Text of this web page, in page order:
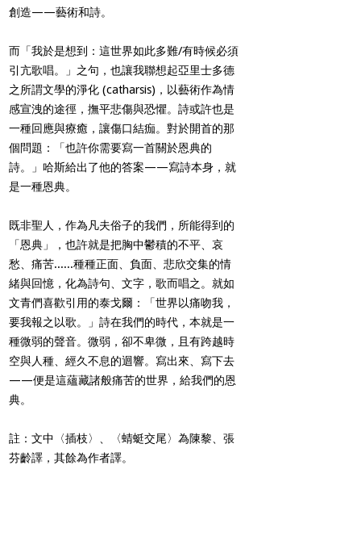
創造——藝術和詩。
而「我於是想到：這世界如此多難/有時候必須
引亢歌唱。」之句，也讓我聯想起亞里士多德
之所謂文學的淨化 (catharsis)，以藝術作為情
感宣洩的途徑，撫平悲傷與恐懼。詩或許也是
一種回應與療癒，讓傷口結痂。對於開首的那
個問題：「也許你需要寫一首關於恩典的
詩。」哈斯給出了他的答案——寫詩本身，就
是一種恩典。
既非聖人，作為凡夫俗子的我們，所能得到的
「恩典」，也許就是把胸中鬱積的不平、哀
愁、痛苦......種種正面、負面、悲欣交集的情
緒與回憶，化為詩句、文字，歌而唱之。就如
文青們喜歡引用的泰戈爾：「世界以痛吻我，
要我報之以歌。」詩在我們的時代，本就是一
種微弱的聲音。微弱，卻不卑微，且有跨越時
空與人種、經久不息的迴響。寫出來、寫下去
——便是這蘊藏諸般痛苦的世界，給我們的恩
典。
註：文中〈插枝〉、〈蜻蜓交尾〉為陳黎、張
芬齡譯，其餘為作者譯。